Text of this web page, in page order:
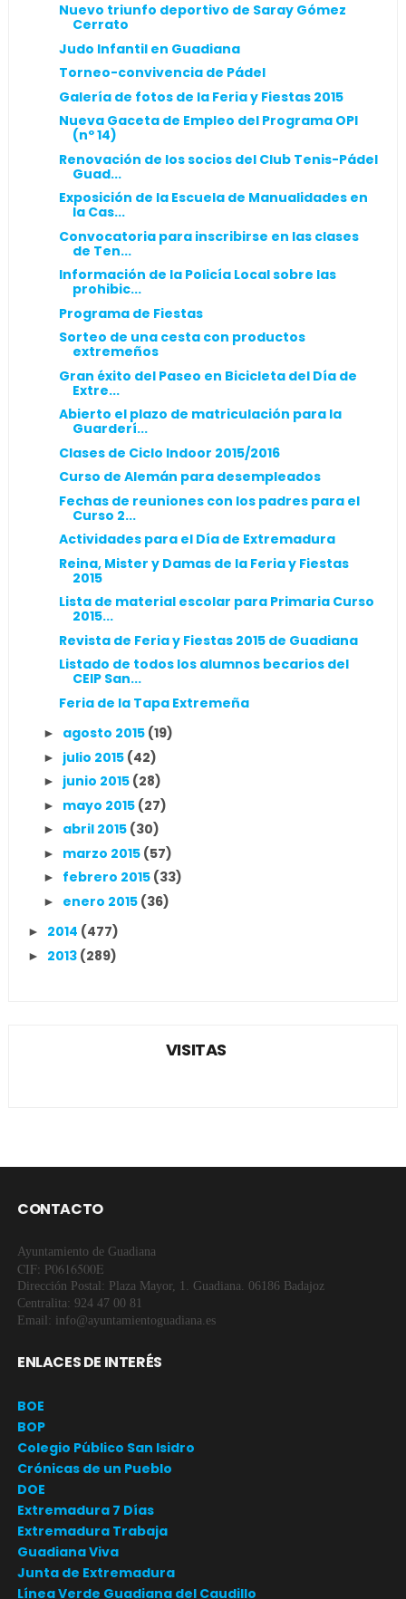
Nuevo triunfo deportivo de Saray Gómez
Cerrato
Judo Infantil en Guadiana
Torneo-convivencia de Pádel
Galería de fotos de la Feria y Fiestas 2015
Nueva Gaceta de Empleo del Programa OPI
(nº 14)
Renovación de los socios del Club Tenis-Pádel
Guad...
Exposición de la Escuela de Manualidades en
la Cas...
Convocatoria para inscribirse en las clases
de Ten...
Información de la Policía Local sobre las
prohibic...
Programa de Fiestas
Sorteo de una cesta con productos
extremeños
Gran éxito del Paseo en Bicicleta del Día de
Extre...
Abierto el plazo de matriculación para la
Guarderí...
Clases de Ciclo Indoor 2015/2016
Curso de Alemán para desempleados
Fechas de reuniones con los padres para el
Curso 2...
Actividades para el Día de Extremadura
Reina, Mister y Damas de la Feria y Fiestas
2015
Lista de material escolar para Primaria Curso
2015...
Revista de Feria y Fiestas 2015 de Guadiana
Listado de todos los alumnos becarios del
CEIP San...
Feria de la Tapa Extremeña
► agosto 2015 (19)
► julio 2015 (42)
► junio 2015 (28)
► mayo 2015 (27)
► abril 2015 (30)
► marzo 2015 (57)
► febrero 2015 (33)
► enero 2015 (36)
► 2014 (477)
► 2013 (289)
VISITAS
CONTACTO
Ayuntamiento de Guadiana
CIF: P0616500E
Dirección Postal: Plaza Mayor, 1. Guadiana. 06186 Badajoz
Centralita: 924 47 00 81
Email: info@ayuntamientoguadiana.es
ENLACES DE INTERÉS
BOE
BOP
Colegio Público San Isidro
Crónicas de un Pueblo
DOE
Extremadura 7 Días
Extremadura Trabaja
Guadiana Viva
Junta de Extremadura
Línea Verde Guadiana del Caudillo